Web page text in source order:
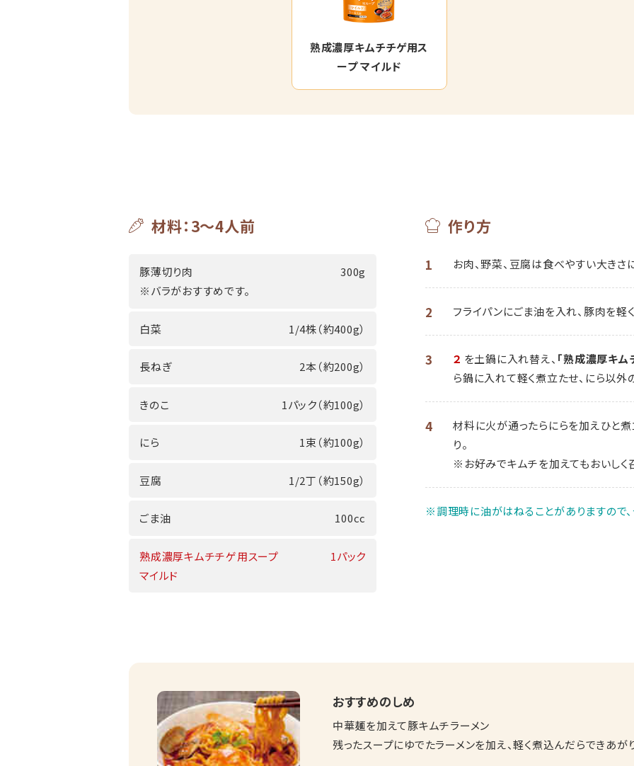
熟成濃厚キムチチゲ用ス
ープ マイルド
材料：3～4人前
豚薄切り肉
※バラがおすすめです。
300g
白菜 1/4株（約400g）
長ねぎ 2本（約200g）
きのこ 1パック（約100g）
にら 1束（約100g）
豆腐 1/2丁（約150g）
ごま油 100cc
熟成濃厚キムチチゲ用スープ
マイルド
1パック
作り方
1 お肉、野菜、豆腐は食べやすい大きさ
2 フライパンにごま油を入れ、豚肉を軽
3 ２ を土鍋に入れ替え、 「熟成濃厚キム
ら鍋に入れて軽く煮立たせ、にら以外
4
材料に火が通ったらにらを加えひと
り。
※お好みでキムチを加えてもおいしく
※調理時に油がはねることがありますので、
おすすめのしめ
中華麺を加えて豚キムチラーメン
残ったスープにゆでたラーメンを加え、軽く煮込んだらできあが